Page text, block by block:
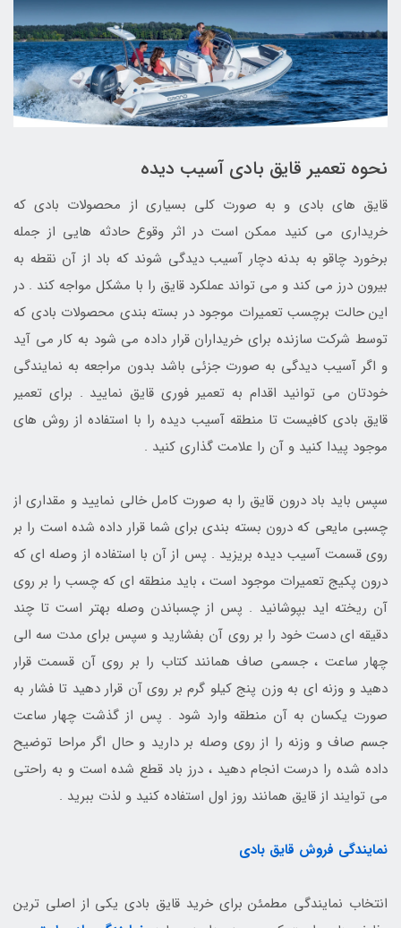
نحوه تعمیر قایق بادی آسیب دیده
قایق های بادی و به صورت کلی بسیاری از محصولات بادی که
خریداری می کنید ممکن است در اثر وقوع حادثه هایی از جمله
برخورد چاقو به بدنه دچار آسیب دیدگی شوند که باد از آن نقطه به
بیرون درز می کند و می تواند عملکرد قایق را با مشکل مواجه کند . در
این حالت برچسب تعمیرات موجود در بسته بندی محصولات بادی که
توسط شرکت سازنده برای خریداران قرار داده می شود به کار می آید
و اگر آسیب دیدگی به صورت جزئی باشد بدون مراجعه به نمایندگی
خودتان می توانید اقدام به تعمیر فوری قایق نمایید . برای تعمیر
قایق بادی کافیست تا منطقه آسیب دیده را با استفاده از روش های
موجود پیدا کنید و آن را علامت گذاری کنید .
سپس باید باد درون قایق را به صورت کامل خالی نمایید و مقداری از
چسبی مایعی که درون بسته بندی برای شما قرار داده شده است را بر
روی قسمت آسیب دیده بریزید . پس از آن با استفاده از وصله ای که
درون پکیج تعمیرات موجود است ، باید منطقه ای که چسب را بر روی
آن ریخته اید بپوشانید . پس از چسباندن وصله بهتر است تا چند
دقیقه ای دست خود را بر روی آن بفشارید و سپس برای مدت سه الی
چهار ساعت ، جسمی صاف همانند کتاب را بر روی آن قسمت قرار
دهید و وزنه ای به وزن پنج کیلو گرم بر روی آن قرار دهید تا فشار به
صورت یکسان به آن منطقه وارد شود . پس از گذشت چهار ساعت
جسم صاف و وزنه را از روی وصله بر دارید و حال اگر مراحا توضیح
داده شده را درست انجام دهید ، درز باد قطع شده است و به راحتی
می توایند از قایق همانند روز اول استفاده کنید و لذت ببرید .
نمایندگی فروش قایق بادی
انتخاب نمایندگی مطمئن برای خرید قایق بادی یکی از اصلی ترین